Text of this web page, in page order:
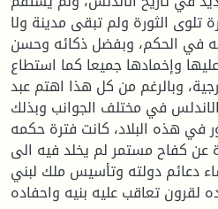
تلوى الثورة ولم تبقى مدينة ولا
في الحكم، وبفضل ذكائه وحسن
وإخمادها جميعا كما استطاع
وبالرغم من كل هذا اهتم عبد
في مختلف الجوانب وبذلك
هذه البلاد، كانت فترة حكمه
عام عبارة عن كفاح مستمر لم يخلد فيه الى
دعائم دولته وتأسيس ملك لبني
لقرون تعاقب عليه بنيه واحفاده